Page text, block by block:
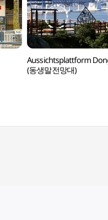
Aussichtsplattform
(동생말전망대)